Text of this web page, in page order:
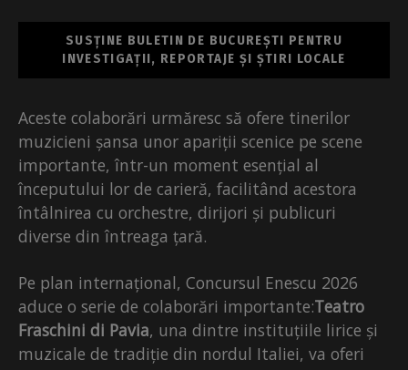
SUSȚINE BULETIN DE BUCUREȘTI PENTRU
INVESTIGAȚII, REPORTAJE ȘI ȘTIRI LOCALE
Aceste colaborări urmăresc să ofere tinerilor
muzicieni șansa unor apariții scenice pe scene
importante, într-un moment esențial al
începutului lor de carieră, facilitând acestora
întâlnirea cu orchestre, dirijori și publicuri
diverse din întreaga țară.
Pe plan internațional, Concursul Enescu 2026
aduce o serie de colaborări importante:Teatro
Fraschini di Pavia, una dintre instituțiile lirice și
muzicale de tradiție din nordul Italiei, va oferi